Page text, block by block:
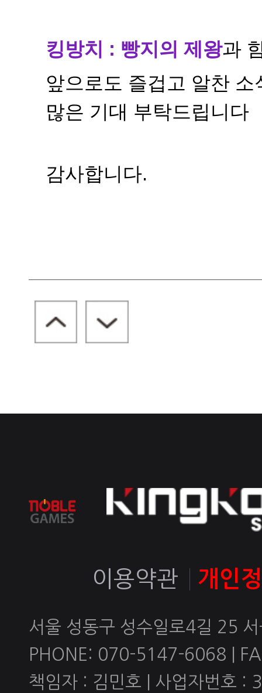
킹방치 : 빵지의 제왕과
앞으로도 즐겁고 알찬
많은 기대 부탁드립니다
감사합니다.
이용약관 개인
서울 성동구 성수일로4길 25
PHONE: 070-5147-6068 |
책임자 : 김민호 | 사업자번호